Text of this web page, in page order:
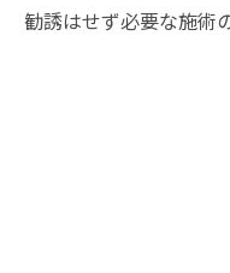
勧誘はせず必要な施術